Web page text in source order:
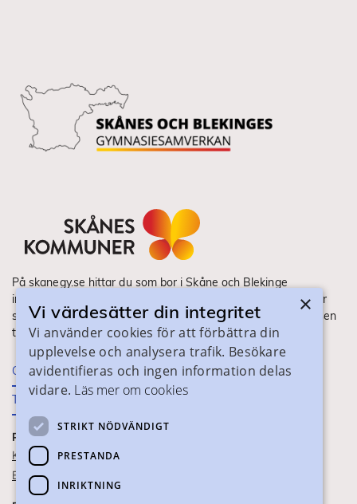
På skanegy.se hittar du som bor i Skåne och Blekinge
information om ditt gymnasieval. Här ser du vilka utbildningar
som finns och hur ansökan och antagning går till. Webbplatsen
tillhandahålls av Skånes Kommuner.
Om webbplatsen
Tillgänglighet
PRAKTISK INFORMATION
Kontaktuppgifter
Blanketter
×
Vi värdesätter din integritet
Vi använder cookies för att förbättra din
upplevelse och analysera trafik. Besökare
avidentifieras och ingen information delas
vidare. Läs mer om cookies
STRIKT NÖDVÄNDIGT
PRESTANDA
INRIKTNING